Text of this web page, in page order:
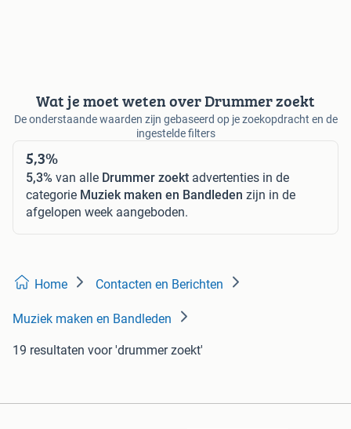
Wat je moet weten over Drummer zoekt
De onderstaande waarden zijn gebaseerd op je zoekopdracht en de
ingestelde filters
5,3%
5,3% van alle Drummer zoekt advertenties in de
categorie Muziek maken en Bandleden zijn in de
afgelopen week aangeboden.
Home Contacten en Berichten
Muziek maken en Bandleden
19 resultaten voor 'drummer zoekt'